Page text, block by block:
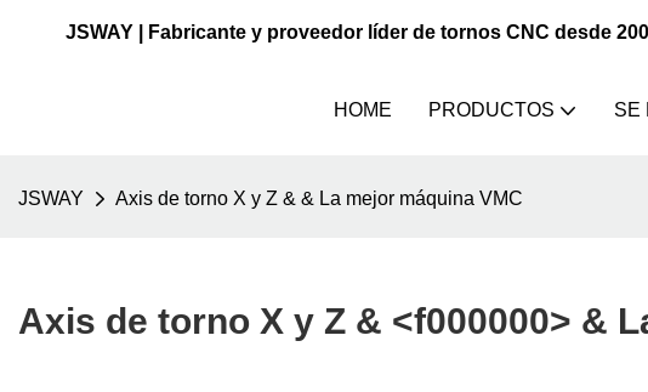
JSWAY | Fabricante y proveedor líder de tornos CNC desde
HOME PRODUCTOS SE
JSWAY Axis de torno X y Z & & La mejor máquina VMC
Axis de torno X y Z & <f000000> &